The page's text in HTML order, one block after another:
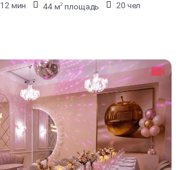
12 мин 44 м2 площадь
20 чел